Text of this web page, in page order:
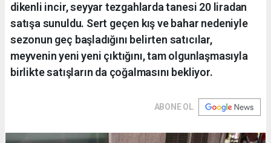
dikenli incir, seyyar tezgahlarda tanesi 20 liradan
satışa sunuldu. Sert geçen kış ve bahar nedeniyle
sezonun geç başladığını belirten satıcılar,
meyvenin yeni yeni çıktığını, tam olgunlaşmasıyla
birlikte satışların da çoğalmasını bekliyor.
ABONE OL